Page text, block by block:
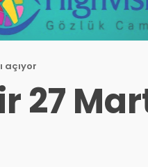
açıyor